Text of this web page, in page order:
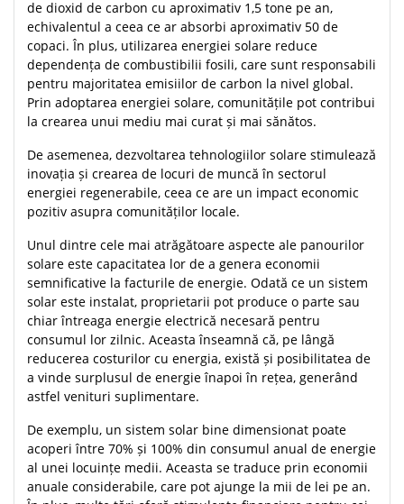
de dioxid de carbon cu aproximativ 1,5 tone pe an,
echivalentul a ceea ce ar absorbi aproximativ 50 de
copaci. În plus, utilizarea energiei solare reduce
dependența de combustibilii fosili, care sunt responsabili
pentru majoritatea emisiilor de carbon la nivel global.
Prin adoptarea energiei solare, comunitățile pot contribui
la crearea unui mediu mai curat și mai sănătos.
De asemenea, dezvoltarea tehnologiilor solare stimulează
inovația și crearea de locuri de muncă în sectorul
energiei regenerabile, ceea ce are un impact economic
pozitiv asupra comunităților locale.
Unul dintre cele mai atrăgătoare aspecte ale panourilor
solare este capacitatea lor de a genera economii
semnificative la facturile de energie. Odată ce un sistem
solar este instalat, proprietarii pot produce o parte sau
chiar întreaga energie electrică necesară pentru
consumul lor zilnic. Aceasta înseamnă că, pe lângă
reducerea costurilor cu energia, există și posibilitatea de
a vinde surplusul de energie înapoi în rețea, generând
astfel venituri suplimentare.
De exemplu, un sistem solar bine dimensionat poate
acoperi între 70% și 100% din consumul anual de energie
al unei locuințe medii. Aceasta se traduce prin economii
anuale considerabile, care pot ajunge la mii de lei pe an.